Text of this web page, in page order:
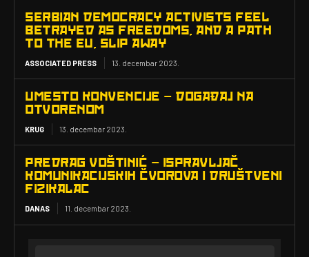
SERBIAN DEMOCRACY ACTIVISTS FEEL
BETRAYED AS FREEDOMS, AND A PATH
TO THE EU, SLIP AWAY
ASSOCIATED PRESS 13. decembar 2023.
UMESTO KONVENCIJE – DOGAĐAJ NA
OTVORENOM
KRUG 13. decembar 2023.
PREDRAG VOŠTINIĆ – ISPRAVLJAČ
KOMUNIKACIJSKIH ČVOROVA I DRUŠTVENI
FIZIKALAC
DANAS 11. decembar 2023.